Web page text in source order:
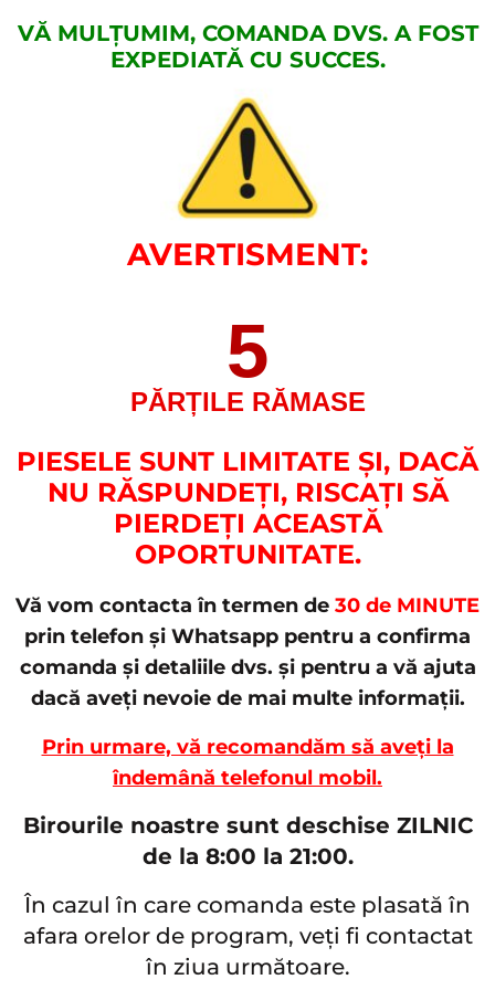
VĂ MULȚUMIM, COMANDA DVS. A FOST
EXPEDIATĂ CU SUCCES.
AVERTISMENT:
PĂRȚILE RĂMASE
5
PIESELE SUNT LIMITATE ȘI, DACĂ
NU RĂSPUNDEȚI, RISCAȚI SĂ
PIERDEȚI ACEASTĂ
OPORTUNITATE.
Vă vom contacta în termen de 30 de MINUTE
prin telefon și Whatsapp pentru a confirma
comanda și detaliile dvs. și pentru a vă ajuta
dacă aveți nevoie de mai multe informații.
Prin urmare, vă recomandăm să aveți la
îndemână telefonul mobil.
Birourile noastre sunt deschise ZILNIC
de la 8:00 la 21:00.
În cazul în care comanda este plasată în
afara orelor de program, veți fi contactat
în ziua următoare.